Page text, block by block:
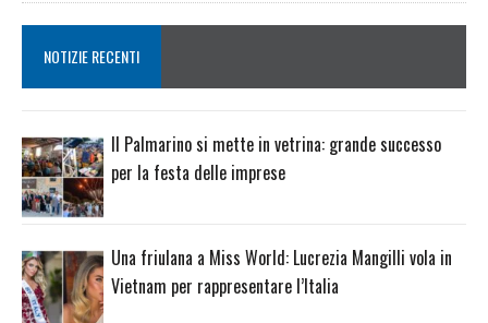
NOTIZIE RECENTI
Il Palmarino si mette in vetrina: grande successo
per la festa delle imprese
Una friulana a Miss World: Lucrezia Mangilli vola in
Vietnam per rappresentare l’Italia